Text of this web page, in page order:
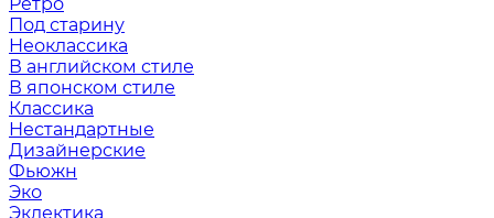
Под старину
Неоклассика
В английском стиле
В японском стиле
Классика
Нестандартные
Дизайнерские
Фьюжн
Эко
Эклектика